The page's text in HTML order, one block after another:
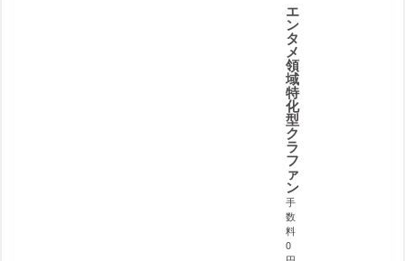
エ
ン
タ
メ
領
域
特
化
型
ク
ラ
フ
ァ
ン
手
数
料
0